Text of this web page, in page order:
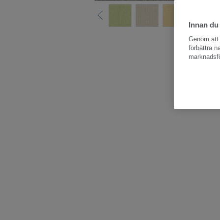
Hela
Innan
Genom
förbättra